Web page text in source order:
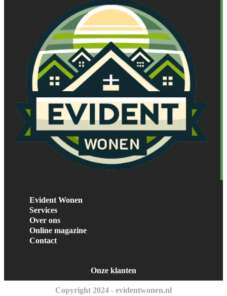
Evident Wonen
Services
Over ons
Online magazine
Contact
Onze klanten
Copyright 2024 - evidentwonen.nl